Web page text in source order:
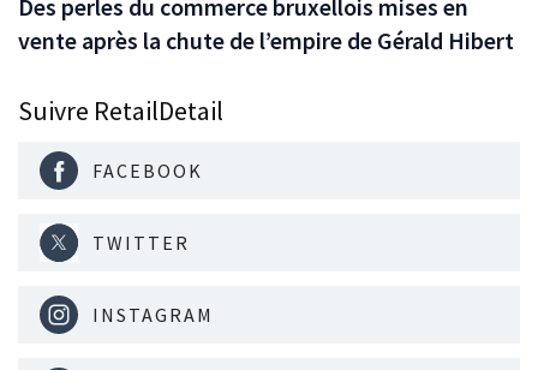
Des perles du commerce bruxellois mises en
vente après la chute de l’empire de Gérald Hibert
Suivre RetailDetail
FACEBOOK
TWITTER
INSTAGRAM